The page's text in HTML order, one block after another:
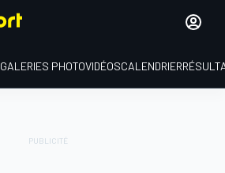
GALERIES PHOTOVIDÉOSCALENDRIER